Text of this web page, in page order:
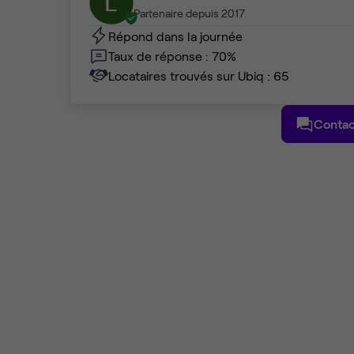
Partenaire depuis 2017
Répond dans la journée
Taux de réponse : 70%
Locataires trouvés sur Ubiq : 65